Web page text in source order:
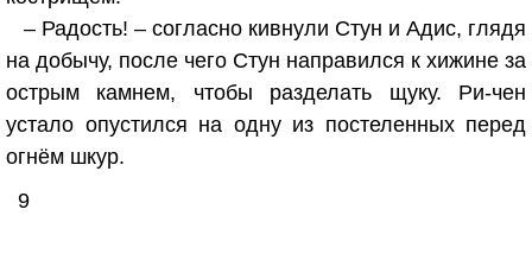
– Радость! – согласно кивнули Стун и Адис, глядя
на добычу, после чего Стун направился к хижине за
острым камнем, чтобы разделать щуку. Ри-чен
устало опустился на одну из постеленных перед
огнём шкур.
9